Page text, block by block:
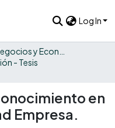
Log In
- Tesis
en
Empresa.